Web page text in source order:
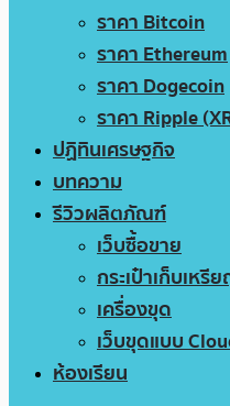
ราคา Bitcoin
ราคา Ethereum
ราคา Dogecoin
ราคา Ripple
ปฏิทินเศรษฐกิจ
บทความ
รีวิวผลิตภัณฑ์
เว็บซื้อขาย
กระเป๋าเก็บเหรี
เครื่องขุด
เว็บขุดแบบ
ห้องเรียน